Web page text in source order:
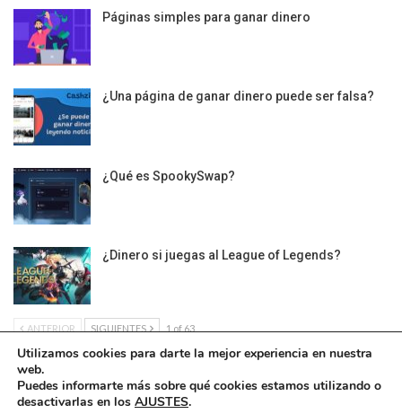
Páginas simples para ganar dinero
¿Una página de ganar dinero puede ser falsa?
¿Qué es SpookySwap?
¿Dinero si juegas al League of Legends?
ANTERIOR SIGUIENTES 1 of 63
Utilizamos cookies para darte la mejor experiencia en nuestra
web.
Puedes informarte más sobre qué cookies estamos utilizando o
desactivarlas en los AJUSTES.